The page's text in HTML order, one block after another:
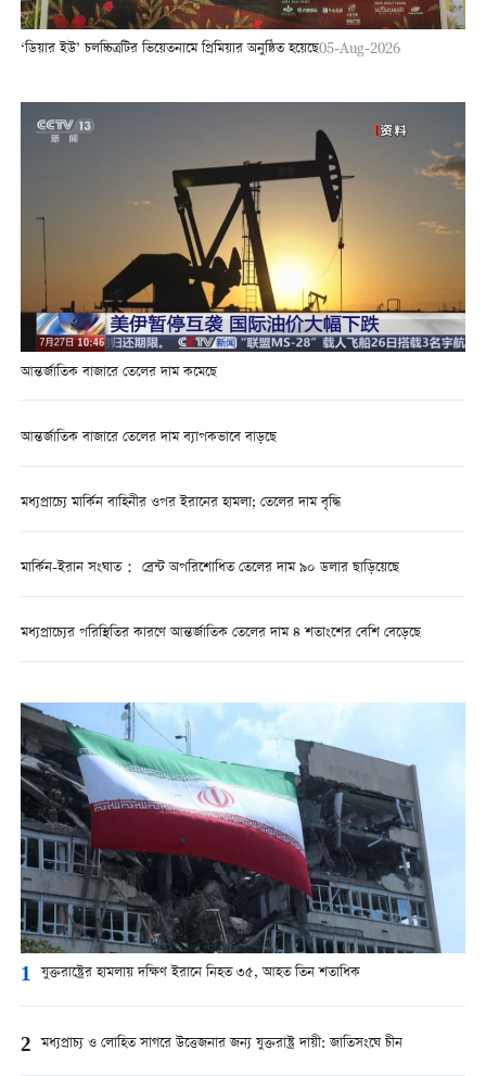
‘ডিয়ার ইউ’ চলচ্চিত্রটির ভিয়েতনামে প্রিমিয়ার অনুষ্ঠিত হয়েছে05-Aug-2026
আন্তর্জাতিক বাজারে তেলের দাম কমেছে
আন্তর্জাতিক বাজারে তেলের দাম ব্যাপকভাবে বাড়ছে
মধ্যপ্রাচ্যে মার্কিন বাহিনীর ওপর ইরানের হামলা; তেলের দাম বৃদ্ধি
মার্কিন-ইরান সংঘাত： ব্রেন্ট অপরিশোধিত তেলের দাম ৯০ ডলার ছাড়িয়েছে
মধ্যপ্রাচ্যের পরিস্থিতির কারণে আন্তর্জাতিক তেলের দাম ৪ শতাংশের বেশি বেড়েছে
1 যুক্তরাষ্ট্রের হামলায় দক্ষিণ ইরানে নিহত ৩৫, আহত তিন শতাধিক
2 মধ্যপ্রাচ্য ও লোহিত সাগরে উত্তেজনার জন্য যুক্তরাষ্ট্র দায়ী: জাতিসংঘে চীন